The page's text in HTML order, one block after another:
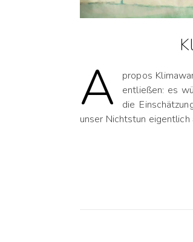
À
propos
entließen: es
die
unser Nichtstun